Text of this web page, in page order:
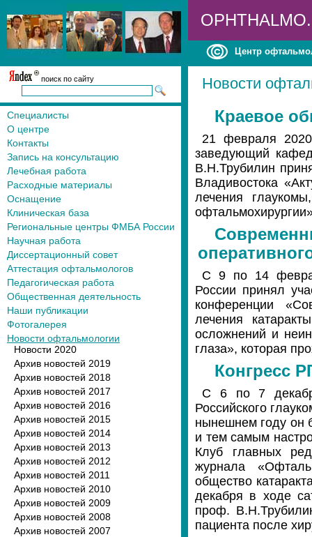
Центр
поиск по сайту
Специалисты
О центре
Контакты
Запись на консультацию
Лечебная работа
Расходные материалы
Оснащение
Клиническая база
Региональные центры ФМБА России
Научная работа
Диссертационный совет
Аттестация офтальмологов
Педагогическая работа
Общественная деятельность
Наши публикации
Фотогалерея
Новости офтальмологии
Новости 2020
Архив новостей 2019
Архив новостей 2018
Архив новостей 2017
Архив новостей 2016
Архив новостей 2015
Архив новостей 2014
Архив новостей 2013
Архив новостей 2012
Архив новостей 2011
Архив новостей 2010
Архив новостей 2009
Архив новостей 2008
Архив новостей 2007
Новости
Краевое
21 февраля
заведующий
В.Н.Трубилин
Владивостока
лечения
С 9 по 14
России принял
конференции
лечения
осложнений и
глаза», которая
Конгресс
С 6 по 7
Российского
нынешнем году он
и тем самым
Клуб главных
журнала
общество
декабря в ходе
проф.
пациента после